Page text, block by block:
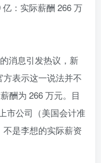
：实际薪酬 266 万
消息引发热议，新
表示这一说法并不
酬为 266 万元。目
市公司（美国会计准
是李想的实际薪资